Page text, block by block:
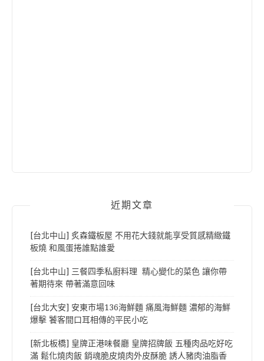
近期文章
[台北中山] 炙森鐵板屋 不用花大錢就能享受質感精緻鐵
板燒 和風蛋捲誰點誰愛
[台北中山] 三餐四季私廚料理 精心變化的菜色 讓你帶
著期待來 帶著滿意回味
[台北大安] 安東市場136海鮮麵 痛風海鮮麵 濃郁的海鮮
爆擊 饕客間口耳相傳的平民小吃
[新北板橋] 皇牌正港味餐廳 皇牌招牌飯 五種肉品吃好吃
滿 鬆化燒肉飯 銷魂脆皮燒肉外皮酥脆 誘人豬肉油脂香